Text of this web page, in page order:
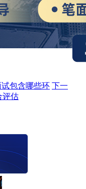
试包含哪些环 下一
评估